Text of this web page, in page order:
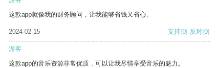
这款app就像我的财务顾问，让我能够省钱又省心。
2024-02-15 支持[0] 反对[0]
游客
这款app的音乐资源非常优质，可以让我尽情享受音乐的魅力。